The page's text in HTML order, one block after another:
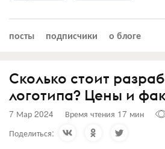
посты подписчики о блоге
Сколько стоит
логотипа? Цены и
7 Мар 2024 Время чтения 17 мин
Поделиться: